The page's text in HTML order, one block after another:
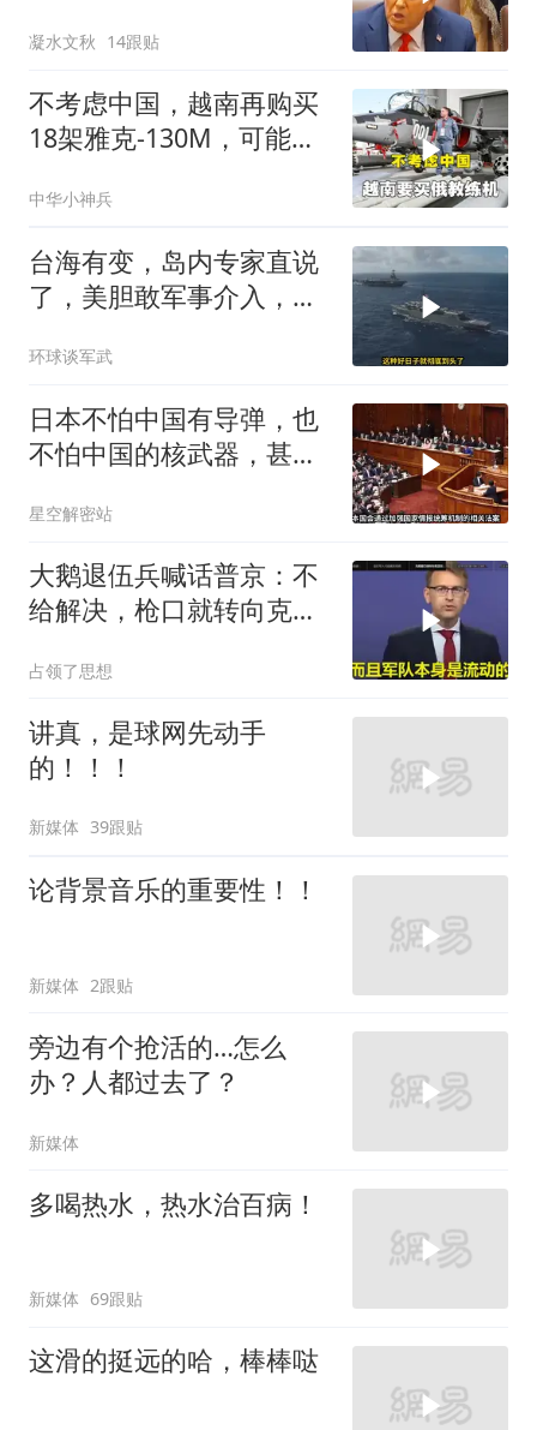
凝水文秋 14跟贴
不考虑中国，越南再购买
18架雅克-130M，可能惹
中华小神兵
台海有变，岛内专家直说
了，美胆敢军事介入，战
环球谈军武
日本不怕中国有导弹，也
不怕中国的核武器，甚至
星空解密站
大鹅退伍兵喊话普京：不
给解决，枪口就转向克里
占领了思想
讲真，是球网先动手
的！！！
新媒体 39跟贴
论背景音乐的重要性！！
新媒体 2跟贴
旁边有个抢活的…怎么
办？人都过去了？
新媒体
多喝热水，热水治百病！
新媒体 69跟贴
这滑的挺远的哈，棒棒哒